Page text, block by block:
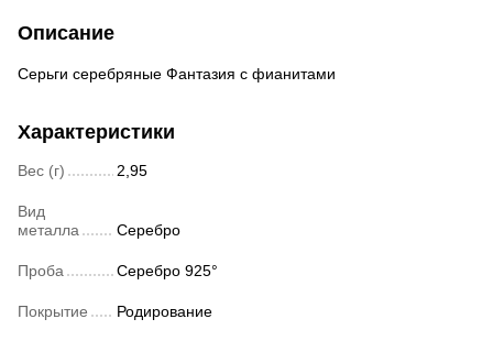
Описание
Серьги серебряные Фантазия с фианитами
Характеристики
Вес (г) 2,95
Вид
металла
Серебро
Проба Серебро 925°
Покрытие Родирование